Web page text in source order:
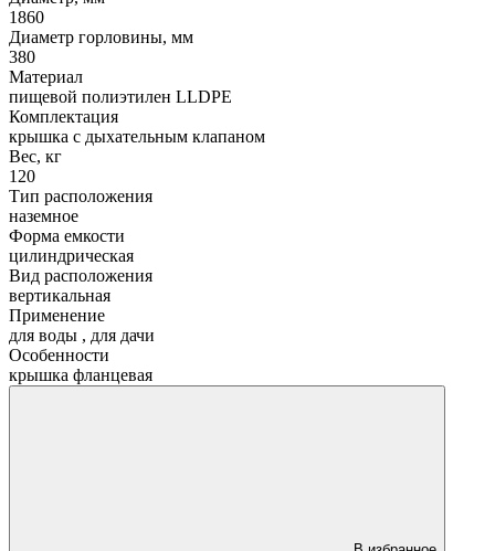
1860
Диаметр горловины, мм
380
Материал
пищевой полиэтилен LLDPE
Комплектация
крышка с дыхательным клапаном
Вес, кг
120
Тип расположения
наземное
Форма емкости
цилиндрическая
Вид расположения
вертикальная
Применение
для воды , для дачи
Особенности
крышка фланцевая